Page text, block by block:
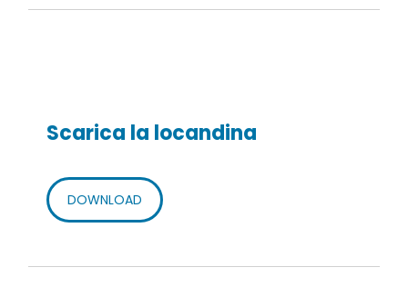
Scarica la locandina
DOWNLOAD